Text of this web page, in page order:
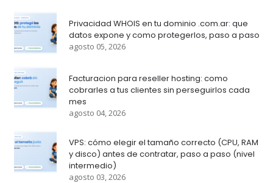
Privacidad WHOIS en tu dominio .com.ar: que
datos expone y como protegerlos, paso a paso
agosto 05, 2026
Facturacion para reseller hosting: como
cobrarles a tus clientes sin perseguirlos cada
mes
agosto 04, 2026
VPS: cómo elegir el tamaño correcto (CPU, RAM
y disco) antes de contratar, paso a paso (nivel
intermedio)
agosto 03, 2026